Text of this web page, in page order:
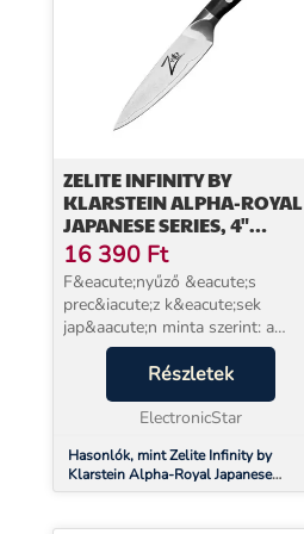
ZELITE INFINITY BY
KLARSTEIN ALPHA-ROYAL
JAPANESE SERIES, 4"
HÁMOZÓKÉS,
DAMASZKUSZI ACÉL, 67
RÉTEG
16 390 Ft
F&eacute;nyűző &eacute;s
prec&iacute;z k&eacute;sek
jap&aacute;n minta szerint: a
Zelite Infinity by
Klarstein&nbsp;Alpha-Royal
Japanese k&eacute;zzel csiszolt
k&eacute;sek sorozata
Részletek
ElectronicStar
Hasonlók, mint Zelite Infinity by
Klarstein Alpha-Royal Japanese
Series, 4" hámozókés, damaszkuszi